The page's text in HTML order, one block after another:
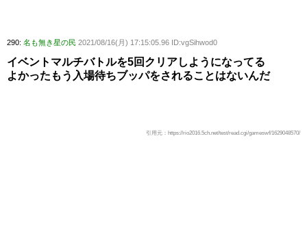
290: 名も無き星の民 2021/08/16(月) 17:15:05.96 ID:vgSihwod0
イベントマルチバトルを5回クリアしようになってる
よかったもう入場待ちブッパをされることはないんだ
引用元：https://rio2016.5ch.net/test/read.cgi/gameswf/1629048570/